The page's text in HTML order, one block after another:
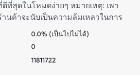
ดีที่สุดในโหมดง่ายๆ หมายเหตุ: เพา
านค้าจะนับเป็นความล้มเหลวในการ
0.0% (เป็นไปไม่ได้)
0
11811722